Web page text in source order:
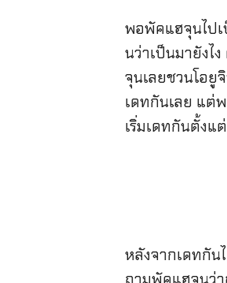
พอพัคแฮจุนไปเ
นว่าเป็นมายังไ
จุนเลยชวนโอยู
เดทกันเลย แต่
เริ่มเดทกันตั้งแ
หลังจากเดทกัน